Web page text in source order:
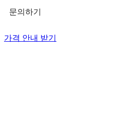
문의하기
가격 안내 받기